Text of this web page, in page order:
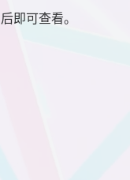
即可查看。